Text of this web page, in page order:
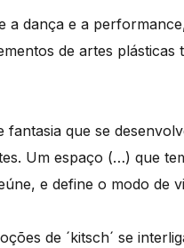
a dança e a
de artes plásticas
que se
Um espaço (…) que
e define o modo de
de ´kitsch´ se